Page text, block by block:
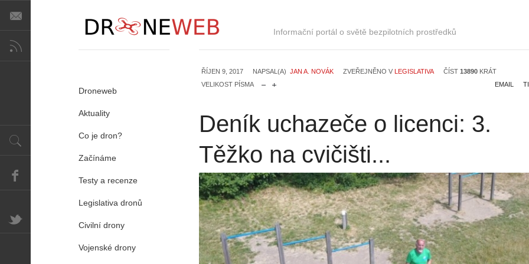
Informační portál o světě bezpilotních prostředků
ŘÍJEN 9, 2017 NAPSAL(A) JAN A. NOVÁK ZVEŘEJNĚNO V LEGISLATIVA ČÍST 13890 KRÁT
VELIKOST PÍSMA
EMAIL
Deník uchazeče o licenci: 3.
Těžko na cvičišti...
Droneweb
Aktuality
Co je dron?
Začínáme
Testy a recenze
Legislativa dronů
Civilní drony
Vojenské drony